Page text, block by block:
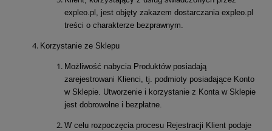
expleo.pl, jest objęty zakazem dostarczania expleo.pl
treści o charakterze bezprawnym.
Korzystanie ze Sklepu
Możliwość nabycia Produktów posiadają
zarejestrowani Klienci, tj. podmioty posiadające Konto
w Sklepie. Utworzenie i korzystanie z Konta w Sklepie
jest dobrowolne i bezpłatne.
W celu rozpoczęcia procesu Rejestracji Klient podaje